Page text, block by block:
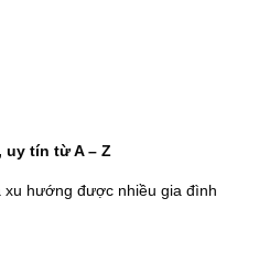
uy tín từ A – Z
xu hướng được nhiều gia đình